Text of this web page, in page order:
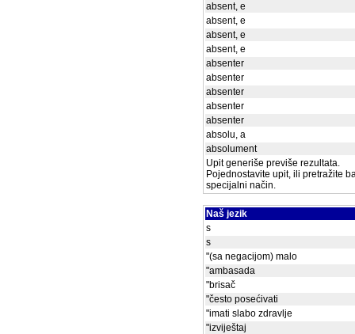
absent, e
absent, e
absent, e
absent, e
absenter
absenter
absenter
absenter
absenter
absolu, a
absolument
Upit generiše previše rezultata.
Pojednostavite upit, ili pretražite
specijalni način.
Naš jezik
s
s
"(sa negacijom) malo
"ambasada
"brisač
"često posećivati
"imati slabo zdravlje
"izviještaj